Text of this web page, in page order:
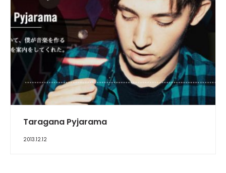
INTERVIEW
Taragana Pyjarama
2013.12.12